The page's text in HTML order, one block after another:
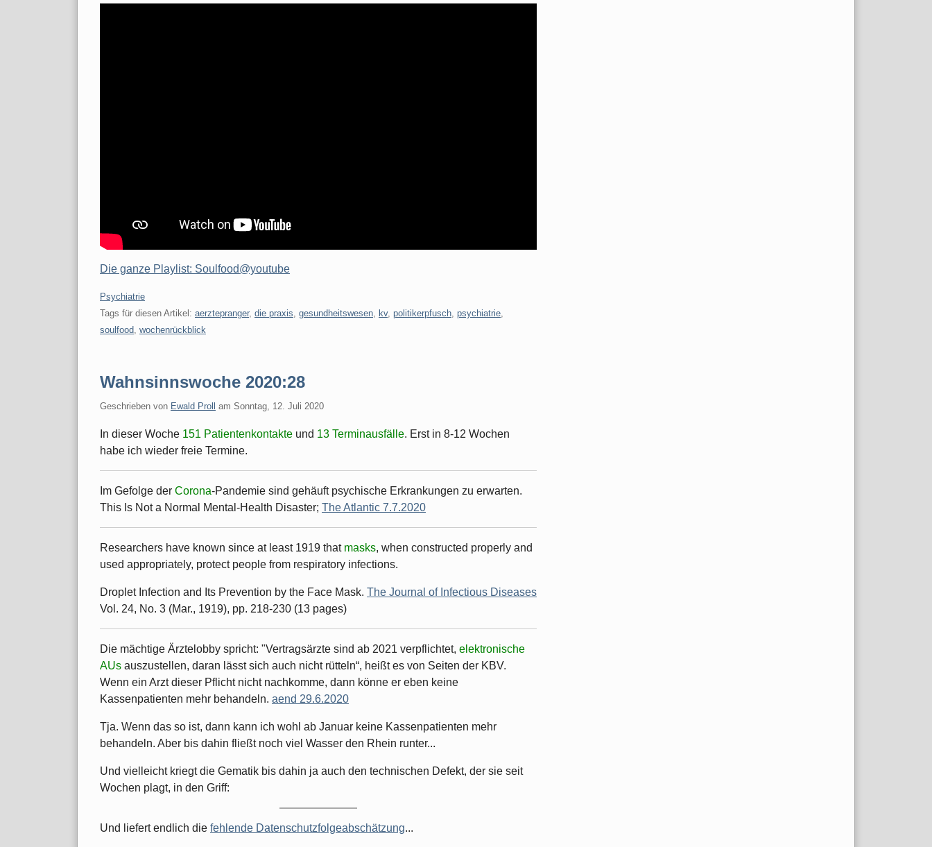
Die ganze Playlist: Soulfood@youtube
Kategorien:
Psychiatrie
Tags für diesen Artikel: aerztepranger, die praxis gesundheitswesen kv, politikerpfusch psychiatrie
soulfood wochenrückblick
Wahnsinnswoche 2020:28
Geschrieben von Ewald Proll am Sonntag, 12. Juli 2020
In dieser Woche 151 Patientenkontakte und 13 Terminausfälle. Erst in 8-12 Wochen
habe ich wieder freie Termine.
Im Gefolge der Corona-Pandemie sind gehäuft psychische Erkrankungen zu erwarten.
This Is Not a Normal Mental-Health Disaster; The Atlantic 7.7.2020
Researchers have known since at least 1919 that masks, when constructed properly and
used appropriately, protect people from respiratory infections.
Droplet Infection and Its Prevention by the Face Mask. The Journal of Infectious Diseases
Vol. 24, No. 3 (Mar., 1919), pp. 218-230 (13 pages)
Die mächtige Ärztelobby spricht: "Vertragsärzte sind ab 2021 verpflichtet, elektronische
AUs auszustellen, daran lässt sich auch nicht rütteln“, heißt es von Seiten der KBV.
Wenn ein Arzt dieser Pflicht nicht nachkomme, dann könne er eben keine
Kassenpatienten mehr behandeln. aend 29.6.2020
Tja. Wenn das so ist, dann kann ich wohl ab Januar keine Kassenpatienten mehr
behandeln. Aber bis dahin fließt noch viel Wasser den Rhein runter...
Und vielleicht kriegt die Gematik bis dahin ja auch den technischen Defekt, der sie seit
Wochen plagt, in den Griff:
Und liefert endlich die fehlende Datenschutzfolgeabschätzung...